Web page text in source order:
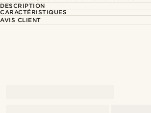
DESCRIPTION
CARACTÉRISTIQUES
AVIS CLIENT